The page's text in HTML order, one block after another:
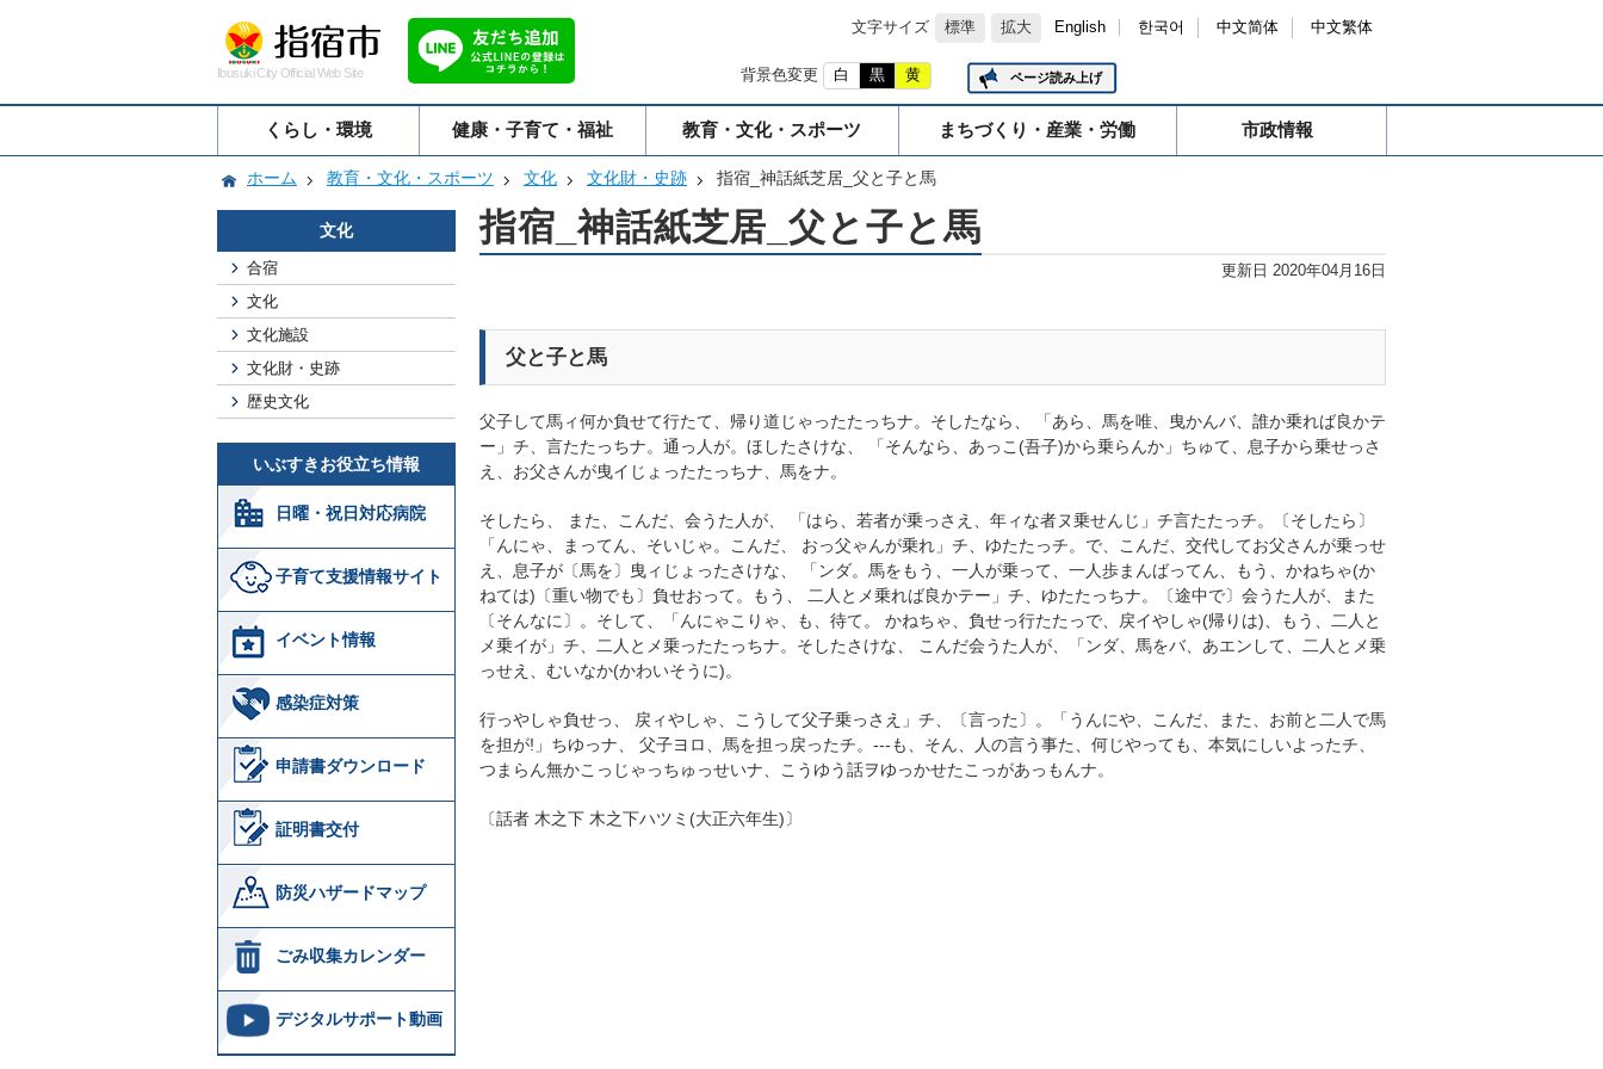
文字サイズ 標準 拡大 English 한국어 中文简体 中文繁体
Ibusuki City Official Web Site 背景色変更 白 黒 黄 ページ読み上げ
くらし・環境 健康・子育て・福祉 教育・文化・スポーツ まちづくり・産業・労働 市政情報
ホーム 教育・文化・スポーツ 文化 文化財・史跡 指宿_神話紙芝居_父と子と馬
文化
合宿
文化
文化施設
文化財・史跡
歴史文化
いぶすきお役立ち情報
日曜・祝日対応病院
子育て支援情報サイト
イベント情報
感染症対策
申請書ダウンロード
証明書交付
防災ハザードマップ
ごみ収集カレンダー
デジタルサポート動画
指宿_神話紙芝居_父と子と馬
更新日 2020年04月16日
父と子と馬
父子して馬ィ何か負せて行たて、帰り道じゃったたっちナ。そしたなら、 「あら、馬を唯、曳かんバ、誰か乗れば良かテ
ー」チ、言たたっちナ。通っ人が。ほしたさけな、 「そんなら、あっこ(吾子)から乗らんか」ちゅて、息子から乗せっさ
え、お父さんが曳イじょったたっちナ、馬をナ。
そしたら、 また、こんだ、会うた人が、 「はら、若者が乗っさえ、年ィな者ヌ乗せんじ」チ言たたっチ。〔そしたら〕
「んにゃ、まってん、そいじゃ。こんだ、 おっ父ゃんが乗れ」チ、ゆたたっチ。で、こんだ、交代してお父さんが乗っせ
え、息子が〔馬を〕曳ィじょったさけな、 「ンダ。馬をもう、一人が乗って、一人歩まんばってん、もう、かねちゃ(か
ねては)〔重い物でも〕負せおって。もう、 二人とメ乗れば良かテー」チ、ゆたたっちナ。〔途中で〕会うた人が、また
〔そんなに〕。そして、「んにゃこりゃ、も、待て。 かねちゃ、負せっ行たたっで、戻イやしゃ(帰りは)、もう、二人と
メ乗イが」チ、二人とメ乗ったたっちナ。そしたさけな、 こんだ会うた人が、「ンダ、馬をバ、あエンして、二人とメ乗
っせえ、むいなか(かわいそうに)。
行っやしゃ負せっ、 戻ィやしゃ、こうして父子乗っさえ」チ、〔言った〕。「うんにや、こんだ、また、お前と二人で馬
を担が!」ちゆっナ、 父子ヨロ、馬を担っ戻ったチ。---も、そん、人の言う事た、何じやっても、本気にしいよったチ、
つまらん無かこっじゃっちゅっせいナ、こうゆう話ヲゆっかせたこっがあっもんナ。
〔話者 木之下 木之下ハツミ(大正六年生)〕